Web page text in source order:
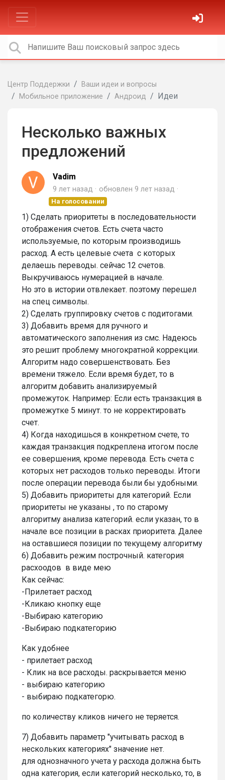
Центр Поддержки
Ваши идеи и вопросы
Мобильное приложение
Андроид Идеи
Несколько важных
предложений
Vadim
9 лет назад обновлен 9 лет назад
На голосовании
1) Сделать приоритеты в последовательности
отображения счетов. Есть счета часто
используемые, по которым производишь
расход. А есть целевые счета с которых
делаешь переводы. сейчас 12 счетов.
Выкручиваюсь нумерацией в начале.
Но это в истории отвлекает. поэтому перешел
на спец символы.
2) Сделать группировку счетов с подитогами.
3) Добавить время для ручного и
автоматического заполнения из смс. Надеюсь
это решит проблему многократной коррекции.
Алгоритм надо совершенствовать. Без
времени тяжело. Если время будет, то в
алгоритм добавить анализируемый
промежуток. Например: Если есть транзакция в
промежутке 5 минут. то не корректировать
счет.
4) Когда находишься в конкретном счете, то
каждая транзакция подкреплена итогом после
ее совершения, кроме перевода. Есть счета с
которых нет расходов только переводы. Итоги
после операции перевода были бы удобными.
5) Добавить приоритеты для категорий. Если
приоритеты не указаны , то по старому
алгоритму анализа категорий. если указан, то в
начале все позиции в расках приоритета. Далее
на оставшиеся позиции по текущему алгоритму
6) Добавить режим построчный. категория
расхоодов в виде мею
Как сейчас:
-Прилетает расход
-Кликаю кнопку еще
-Выбираю категорию
-Выбираю подкатегорию
Как удобнее
- прилетает расход
- Клик на все расходы. раскрывается меню
- выбираю категорию
- выбираю подкатегорю.
по количеству кликов ничего не теряется.
7) Добавить параметр "учитывать расход в
нескольких категориях" значение нет.
для однозначного учета у расхода должна быть
одна категория, если категорий несколько, то, в